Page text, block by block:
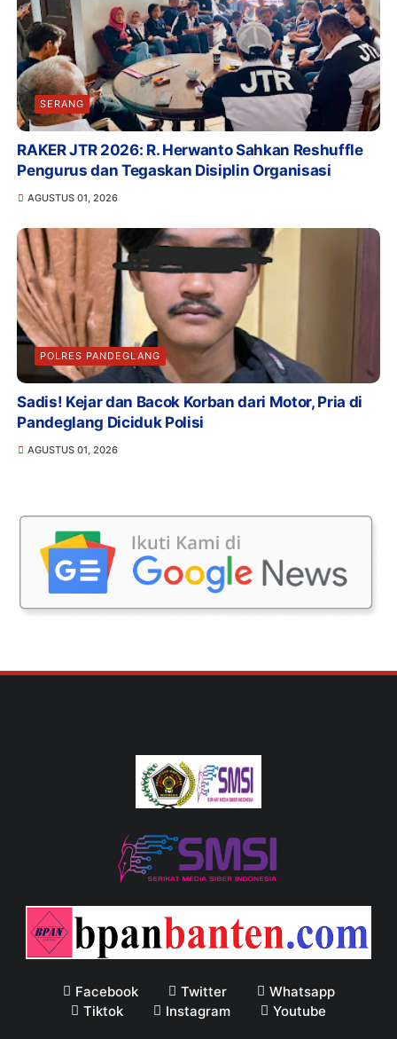
SERANG
RAKER JTR 2026: R. Herwanto Sahkan Reshuffle
Pengurus dan Tegaskan Disiplin Organisasi
AGUSTUS 01, 2026
POLRES PANDEGLANG
Sadis! Kejar dan Bacok Korban dari Motor, Pria di
Pandeglang Diciduk Polisi
AGUSTUS 01, 2026
Facebook Twitter
Whatsapp
Tiktok
Instagram Youtube